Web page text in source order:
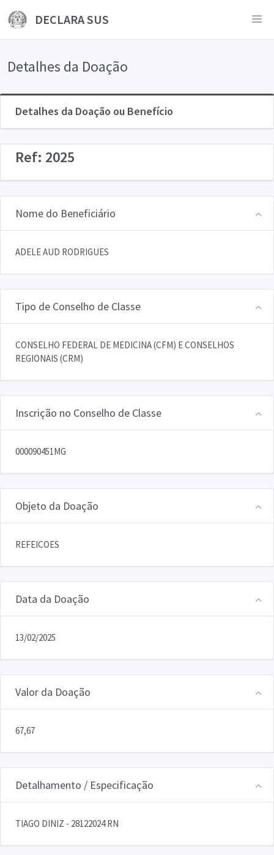
DECLARA SUS
Detalhes da Doação
Detalhes da Doação ou Benefício
Ref: 2025
Nome do Beneficiário
ADELE AUD RODRIGUES
Tipo de Conselho de Classe
CONSELHO FEDERAL DE MEDICINA (CFM) E CONSELHOS
REGIONAIS (CRM)
Inscrição no Conselho de Classe
000090451MG
Objeto da Doação
REFEICOES
Data da Doação
13/02/2025
Valor da Doação
67,67
Detalhamento / Especificação
TIAGO DINIZ - 28122024 RN